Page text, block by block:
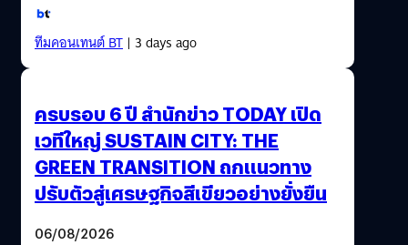
ทีมคอนเทนต์ BT| 3 days ago
ครบรอบ 6 ปี สำนักข่าว TODAY เปิด
เวทีใหญ่ SUSTAIN CITY: THE
GREEN TRANSITION ถกแนวทาง
ปรับตัวสู่เศรษฐกิจสีเขียวอย่างยั่งยืน
06/08/2026